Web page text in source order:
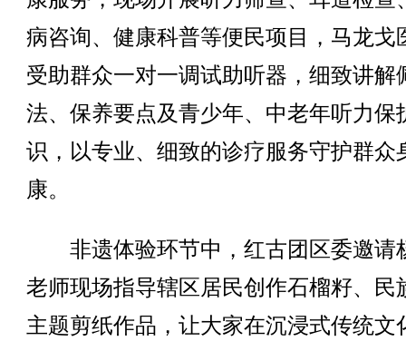
病咨询、健康科普等便民项目，马龙戈
受助群众一对一调试助听器，细致讲解
法、保养要点及青少年、中老年听力保
识，以专业、细致的诊疗服务守护群众
康。
非遗体验环节中，红古团区委邀请
老师现场指导辖区居民创作石榴籽、民
主题剪纸作品，让大家在沉浸式传统文